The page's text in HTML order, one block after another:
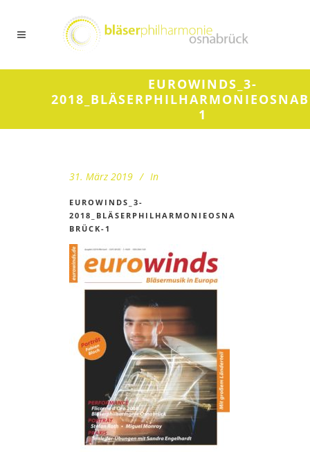
EUROWINDS_3-
1
31. März 2019 In
EUROWINDS_3-
2018_BLÄSERPHILHARMONIEOSNA
BRÜCK-1